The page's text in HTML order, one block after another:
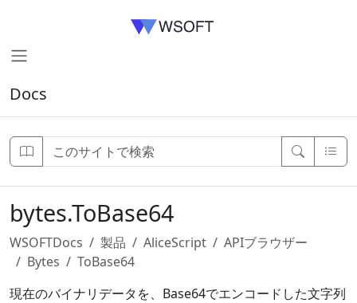
Docs
bytes.ToBase64
WSOFTDocs 製品 AliceScript
APIブラウザー
Bytes
ToBase64
現在のバイナリデータを、Base64でエンコードした文字列